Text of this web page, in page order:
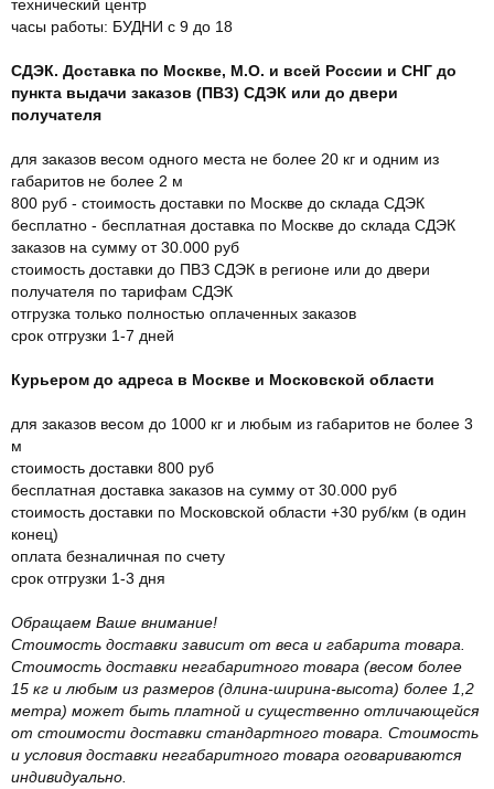
технический центр
часы работы: БУДНИ с 9 до 18
СДЭК. Доставка по Москве, М.О. и всей России и СНГ до
пункта выдачи заказов (ПВЗ) СДЭК или до двери
получателя
для заказов весом одного места не более 20 кг и одним из
габаритов не более 2 м
800 руб - стоимость доставки по Москве до склада СДЭК
бесплатно - бесплатная доставка по Москве до склада СДЭК
заказов на сумму от 30.000 руб
стоимость доставки до ПВЗ СДЭК в регионе или до двери
получателя по тарифам СДЭК
отгрузка только полностью оплаченных заказов
срок отгрузки 1-7 дней
Курьером до адреса в Москве и Московской области
для заказов весом до 1000 кг и любым из габаритов не более 3
м
стоимость доставки 800 руб
бесплатная доставка заказов на сумму от 30.000 руб
стоимость доставки по Московской области +30 руб/км (в один
конец)
оплата безналичная по счету
срок отгрузки 1-3 дня
Обращаем Ваше внимание!
Стоимость доставки зависит от веса и габарита товара.
Стоимость доставки негабаритного товара (весом более
15 кг и любым из размеров (длина-ширина-высота) более 1,2
метра) может быть платной и существенно отличающейся
от стоимости доставки стандартного товара. Стоимость
и условия доставки негабаритного товара оговариваются
индивидуально.